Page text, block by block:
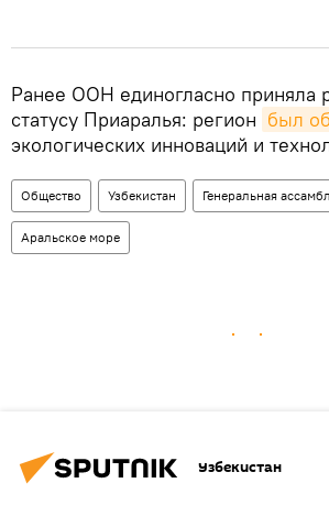
Ранее ООН единогласно приняла
статусу Приаралья: регион был
экологических инноваций и
Общество Узбекистан Генеральная
Аральское море
Узбекистан